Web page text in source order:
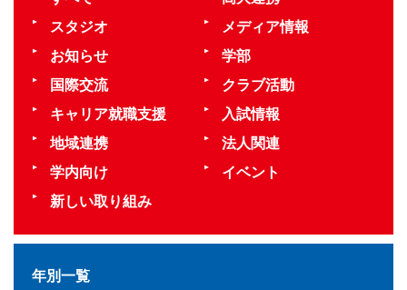
スタジオ
メディア情報
お知らせ
学部
国際交流
クラブ活動
キャリア就職支援
入試情報
地域連携
法人関連
学内向け
イベント
新しい取り組み
年別一覧